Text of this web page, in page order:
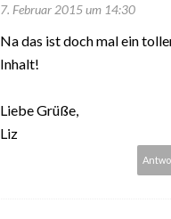
7. Februar 2015 um 14:30
Na das ist doch mal ein
Inhalt!
Liebe Grüße,
Liz